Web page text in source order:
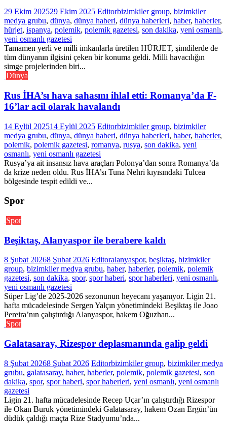
29 Ekim 202529 Ekim 2025 Editorbizimkiler group, bizimkiler
medya grubu, dünya, dünya haberi, dünya haberleri, haber, haberler,
hürjet, ispanya, polemik, polemik gazetesi, son dakika, yeni osmanlı,
yeni osmanlı gazetesi
Tamamen yerli ve milli imkanlarla üretilen HÜRJET, şimdilerde de
tüm dünyanın ilgisini çeken bir konuma geldi. Milli havacılığın
simge projelerinden biri...
Dünya
Rus İHA’sı hava sahasını ihlal etti: Romanya’da F-
16’lar acil olarak havalandı
14 Eylül 202514 Eylül 2025 Editorbizimkiler group, bizimkiler
medya grubu, dünya, dünya haberi, dünya haberleri, haber, haberler,
polemik, polemik gazetesi, romanya, rusya, son dakika, yeni
osmanlı, yeni osmanlı gazetesi
Rusya’ya ait insansız hava araçları Polonya’dan sonra Romanya’da
da krize neden oldu. Rus İHA’sı Tuna Nehri kıyısındaki Tulcea
bölgesinde tespit edildi ve...
Spor
Spor
Beşiktaş, Alanyaspor ile berabere kaldı
8 Şubat 20268 Şubat 2026 Editoralanyaspor, beşiktaş, bizimkiler
group, bizimkiler medya grubu, haber, haberler, polemik, polemik
gazetesi, son dakika, spor, spor haberi, spor haberleri, yeni osmanlı,
yeni osmanlı gazetesi
Süper Lig’de 2025-2026 sezonunun heyecanı yaşanıyor. Ligin 21.
hafta mücadelesinde Sergen Yalçın yönetimindeki Beşiktaş ile Joao
Pereira’nın çalıştırdığı Alanyaspor, hakem Oğuzhan...
Spor
Galatasaray, Rizespor deplasmanında galip geldi
8 Şubat 20268 Şubat 2026 Editorbizimkiler group, bizimkiler medya
grubu, galatasaray, haber, haberler, polemik, polemik gazetesi, son
dakika, spor, spor haberi, spor haberleri, yeni osmanlı, yeni osmanlı
gazetesi
Ligin 21. hafta mücadelesinde Recep Uçar’ın çalıştırdığı Rizespor
ile Okan Buruk yönetimindeki Galatasaray, hakem Ozan Ergün’ün
düdük çaldığı maçta Rize Stadyumu’nda...